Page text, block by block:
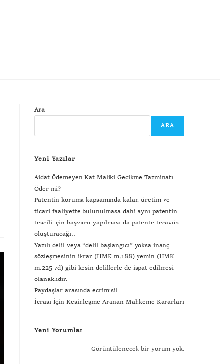
Ara
ARA
Yeni Yazılar
Aidat Ödemeyen Kat Maliki Gecikme Tazminatı
Öder mi?
Patentin koruma kapsamında kalan üretim ve
ticari faaliyette bulunulmasa dahi aynı patentin
tescili için başvuru yapılması da patente tecavüz
oluşturacağı..
Yazılı delil veya “delil başlangıcı” yoksa inanç
sözleşmesinin ikrar (HMK m.188) yemin (HMK
m.225 vd) gibi kesin delillerle de ispat edilmesi
olanaklıdır.
Paydaşlar arasında ecrimisil
İcrası İçin Kesinleşme Aranan Mahkeme Kararları
Yeni Yorumlar
Görüntülenecek bir yorum yok.